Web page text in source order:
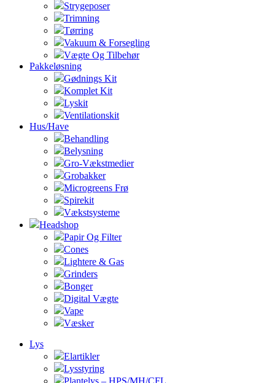
Strygeposer
Trimning
Tørring
Vakuum & Forsegling
Vægte Og Tilbehør
Pakkeløsning
Gødnings Kit
Komplet Kit
Lyskit
Ventilationskit
Hus/Have
Behandling
Belysning
Gro-Vækstmedier
Grobakker
Microgreens Frø
Spirekit
Vækstsysteme
Headshop
Papir Og Filter
Cones
Lightere & Gas
Grinders
Bonger
Digital Vægte
Vape
Væsker
Lys
Elartikler
Lysstyring
Plantelys – HPS/MH/CFL